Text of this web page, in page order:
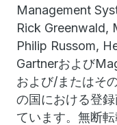
Management
Rick Greenwald,
Philip Russom,
Gartnerおよび
および/またはそ
の国における登
ています。無断転